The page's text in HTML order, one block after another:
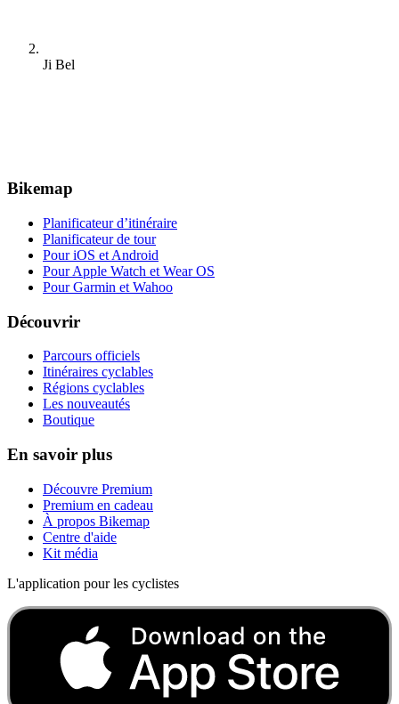
Ji Bel
Bikemap
Planificateur d’itinéraire
Planificateur de tour
Pour iOS et Android
Pour Apple Watch et Wear OS
Pour Garmin et Wahoo
Découvrir
Parcours officiels
Itinéraires cyclables
Régions cyclables
Les nouveautés
Boutique
En savoir plus
Découvre Premium
Premium en cadeau
À propos Bikemap
Centre d'aide
Kit média
L'application pour les cyclistes